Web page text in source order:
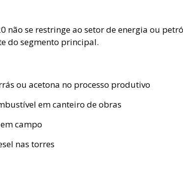
não se restringe ao setor de energia ou
do segmento principal.
ou acetona no processo produtivo
em canteiro de obras
campo
nas torres